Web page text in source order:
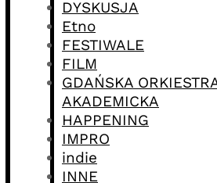
DYSKUSJA
Etno
FESTIWALE
FILM
GDAŃSKA
AKADEMICKA
HAPPENING
IMPRO
indie
INNE